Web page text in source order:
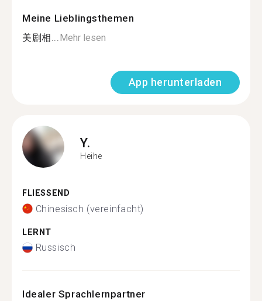
Meine Lieblingsthemen
美剧相...Mehr lesen
App herunterladen
Y.
Heihe
FLIESSEND
Chinesisch (vereinfacht)
LERNT
Russisch
Idealer Sprachlernpartner